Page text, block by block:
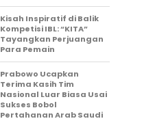
Kisah Inspiratif di Balik
Kompetisi IBL: “KITA”
Tayangkan Perjuangan
Para Pemain
Prabowo Ucapkan
Terima Kasih Tim
Nasional Luar Biasa Usai
Sukses Bobol
Pertahanan Arab Saudi